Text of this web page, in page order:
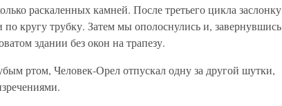
раскаленных камней. После третьего цикла заслонку
кругу трубку. Затем мы ополоснулись и, завернувшись
здании без окон на трапезу.
ртом, Человек-Орел отпускал одну за другой шутки,